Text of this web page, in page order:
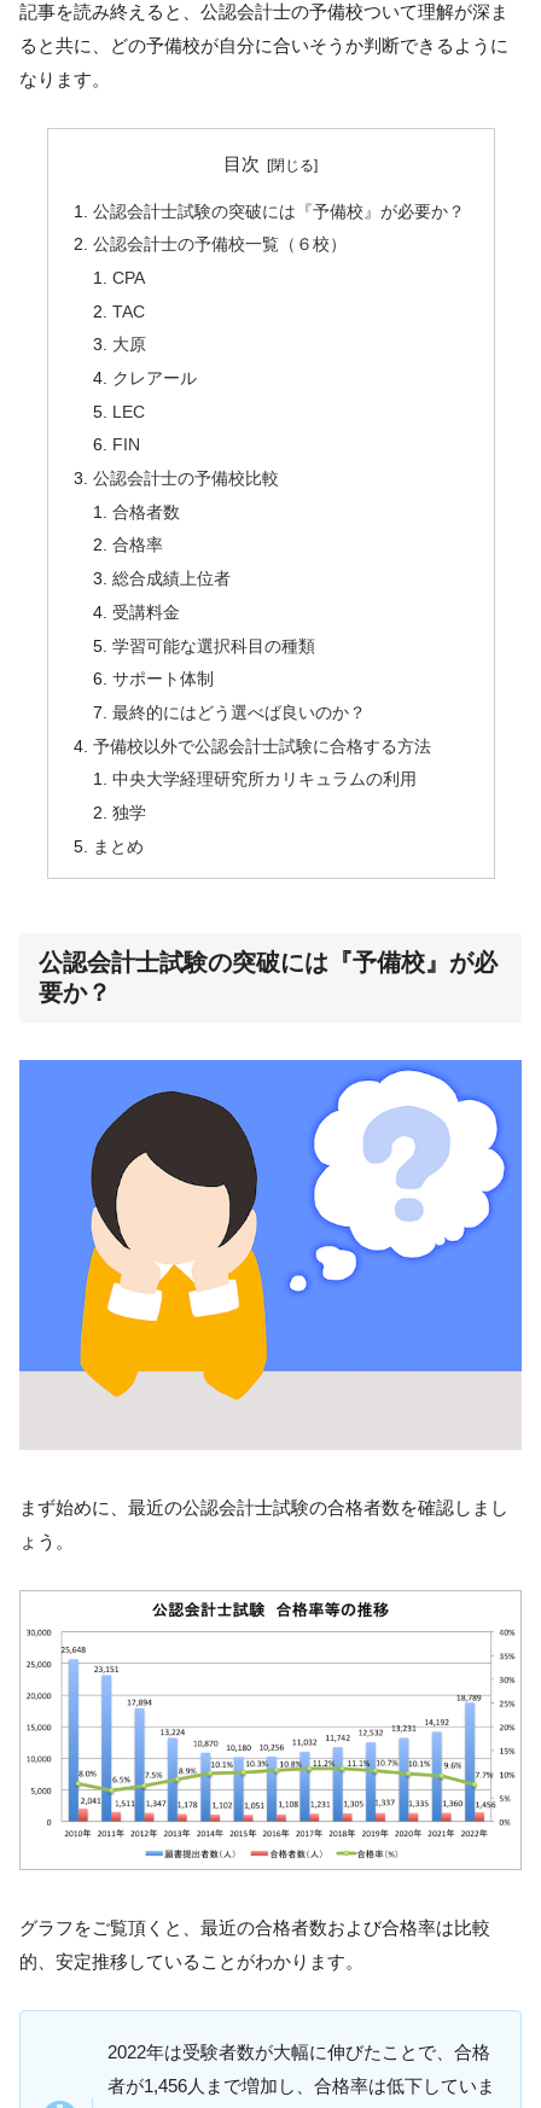
記事を読み終えると、公認会計士の予備校ついて理解が深ま
ると共に、どの予備校が自分に合いそうか判断できるように
なります。
目次
公認会計士試験の突破には『予備校』が必要か？
公認会計士の予備校一覧（６校）
CPA
TAC
大原
クレアール
LEC
FIN
公認会計士の予備校比較
合格者数
合格率
総合成績上位者
受講料金
学習可能な選択科目の種類
サポート体制
最終的にはどう選べば良いのか？
予備校以外で公認会計士試験に合格する方法
中央大学経理研究所カリキュラムの利用
独学
まとめ
公認会計士試験の突破には『予備校』が必
要か？
まず始めに、最近の公認会計士試験の合格者数を確認しまし
ょう。
グラフをご覧頂くと、最近の合格者数および合格率は比較
的、安定推移していることがわかります。
2022年は受験者数が大幅に伸びたことで、合格
者が1,456人まで増加し、合格率は低下していま